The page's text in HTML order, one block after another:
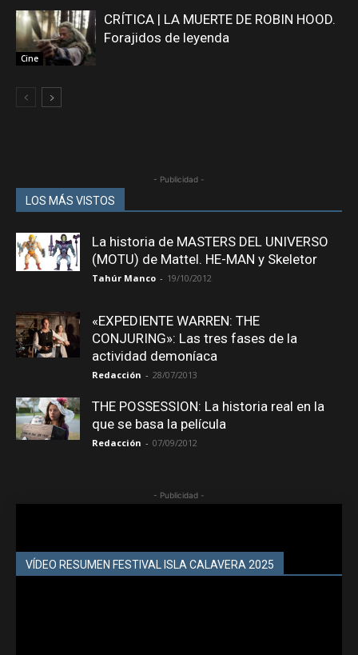
Cine
CRÍTICA | LA MUERTE DE ROBIN HOOD.
Forajidos de leyenda
- Publicidad -
LOS MÁS VISTOS
La historia de MASTERS DEL UNIVERSO
(MOTU) de Mattel. HE-MAN y Skeletor
Tahúr Manco - 19/10/2012
«EXPEDIENTE WARREN: THE
CONJURING»: Las tres fases de la
actividad demoníaca
Redacción - 28/07/2013
THE POSSESSION: La historia real en la
que se basa la película
Redacción - 07/09/2012
- Publicidad -
VÍDEO RESUMEN FESTIVAL ISLA CALAVERA 2025